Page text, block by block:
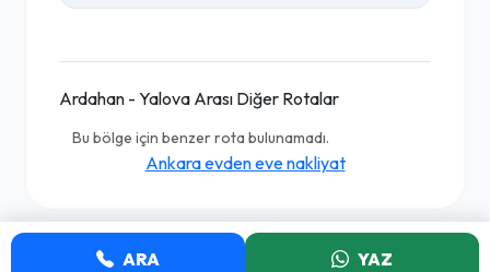
Ardahan - Yalova Arası Diğer Rotalar
Bu bölge için benzer rota bulunamadı.
Ankara evden eve nakliyat
ARA YAZ